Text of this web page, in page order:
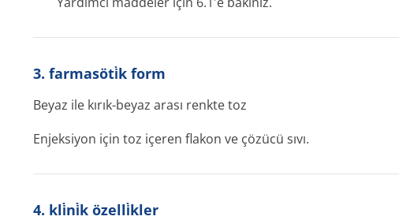
3. farmasöti̇k form
Beyaz ile kırık-beyaz arası renkte toz
Enjeksiyon için toz içeren flakon ve çözücü sıvı.
4. kli̇ni̇k özelli̇kler